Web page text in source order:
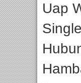
Orchestra Presents
Uap